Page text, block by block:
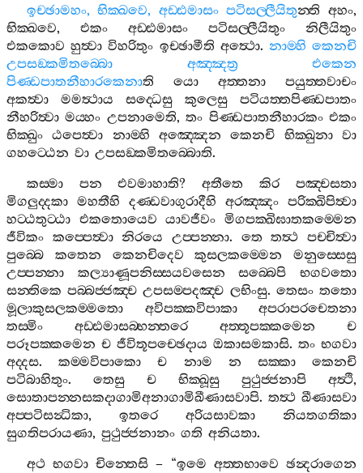
ඉච‍්ඡාමහං,භික‍්ඛවෙ, අඩ‍්ඪමාසං පටිසල‍්ලීයිතුන‍්ති අහං,
භික‍්ඛවෙ, එකං අඩ‍්ඪමාසං පටිසල‍්ලීයිතුං
නිලීයිතුං
එකකොව හුත්‍වා විහරිතුං ඉච‍්ඡාමීති අත්‍ථො. නාම‍්හි කෙනචි
උපසඞ‍්කමිතබ‍්බො
අඤ‍්ඤත්‍ර
එකෙන
පිණ‍්ඩපාතනීහාරකෙනාති යො අත‍්තනා
පයුත‍්තවාචං
අකත්‍වා
මමත්‍ථාය සද‍්ධෙසු කුලෙසු
පටියත‍්තපිණ‍්ඩපාතං
නීහරිත්‍වා මය‍්හං උපනාමෙති,තං පිණ‍්ඩපාතනීහාරකං එකං
භික‍්ඛුං ඨපෙත්‍වා නාම‍්හි අඤ‍්ඤෙන කෙනචි භික‍්ඛුනා වා
ගහට‍්ඨෙන වා උපසඞ‍්කමිතබ‍්බොති.
කස‍්මා
පන එවමාහාති?අතීතෙ කිර
පඤ‍්චසතා
මිගලුද‍්දකා මහතීහි දණ‍්ඩවාගුරාදීහි අරඤ‍්ඤං පරික‍්ඛිපිත්‍වා
හට‍්ඨතුට‍්ඨා එකතොයෙව යාවජීවං මිගපක‍්ඛිඝාතකම‍්මෙන
ජීවිකං කප‍්පෙත්‍වා නිරයෙ උප‍්පන‍්නා. තෙ තත්‍ථ පච‍්චිත්‍වා
පුබ‍්බෙ
කතෙන කෙනචිදෙව කුසලකම‍්මෙන
මනුස‍්සෙසු
උප‍්පන‍්නා
කල්‍යාණූපනිස‍්සයවසෙන සබ‍්බෙපි
භගවතො
සන‍්තිකෙ පබ‍්බජ‍්ජඤ‍්ච උපසම‍්පදඤ‍්ච ලභිංසු. තෙසං තතො
මූලාකුසලකම‍්මතො
අවිපක‍්කවිපාකා
අපරාපරචෙතනා
තස‍්මිං
අඩ‍්ඪමාසබ‍්භන‍්තරෙ අත‍්තූපක‍්කමෙන
ච
පරූපක‍්කමෙන ච ජීවිතූපච‍්ඡෙදාය ඔකාසමකාසි. තං භගවා
අද‍්දස.කම‍්මවිපාකො ච නාම න සක‍්කා
කෙනචි
පටිබාහිතුං. තෙසු ච භික‍්ඛූසු පුථුජ‍්ජනාපි අත්‍ථි,
සොතාපන‍්නසකදාගාමිඅනාගාමිඛීණාසවාපි. තත්‍ථ ඛීණාසවා
අප‍්පටිසන්‍ධිකා, ඉතරෙ අරියසාවකා
නියතගතිකා
සුගතිපරායණා, පුථුජ‍්ජනානං ගති අනියතා.
අථ භගවා චින‍්තෙසි – “ඉමෙ අත‍්තභාවෙ ඡන්‍දරාගෙන